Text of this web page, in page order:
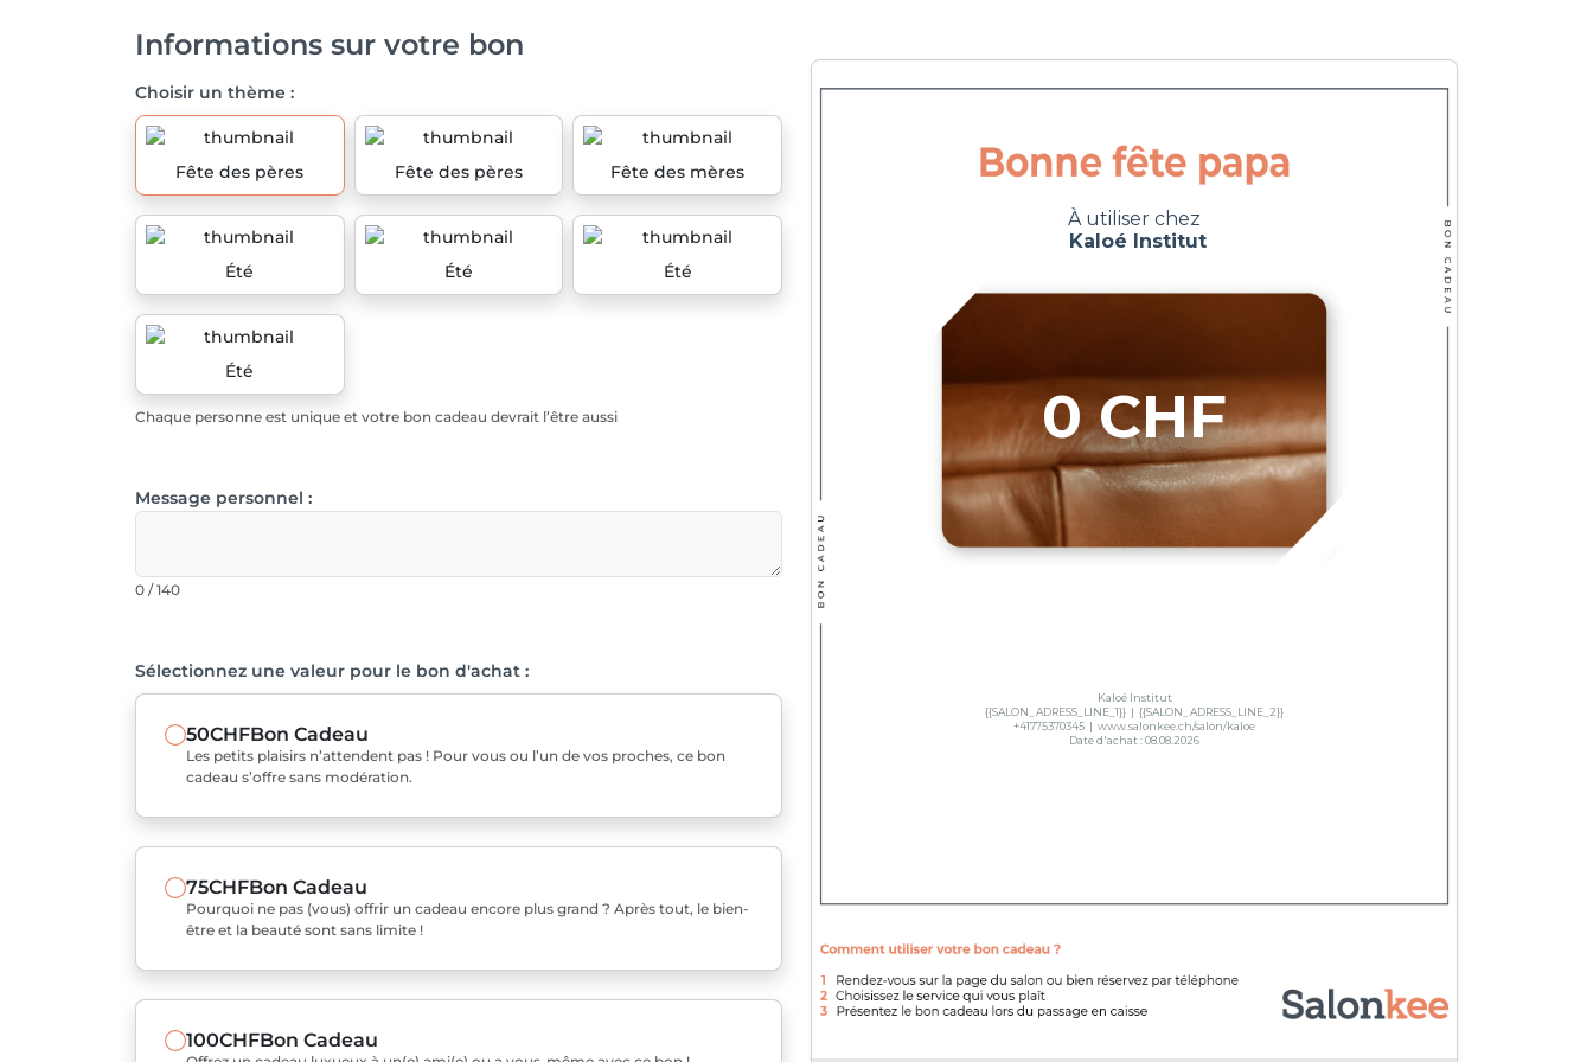
Informations sur votre bon
Choisir un thème :
Fête des pères Fête des pères Fête des mères
Été Été Été
Été
Chaque personne est unique et votre bon cadeau devrait l’être aussi
Message personnel :
0 / 140
Sélectionnez une valeur pour le bon d'achat :
50CHFBon Cadeau
Les petits plaisirs n’attendent pas ! Pour vous ou l’un de vos proches, ce bon
cadeau s’offre sans modération.
75CHFBon Cadeau
Pourquoi ne pas (vous) offrir un cadeau encore plus grand ? Après tout, le bien-
être et la beauté sont sans limite !
100CHFBon Cadeau